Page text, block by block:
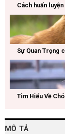
Cách huấn
Sự Quan Trọng
Tìm Hiểu Về
MÔ TẢ